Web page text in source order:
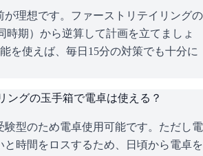
が理想です。ファーストリテイリングの
時期）から逆算して計画を立てましょ
を使えば、毎日15分の対策でも十分に
ングの玉手箱で電卓は使える？
験型のため電卓使用可能です。ただし電
と時間をロスするため、日頃から電卓を